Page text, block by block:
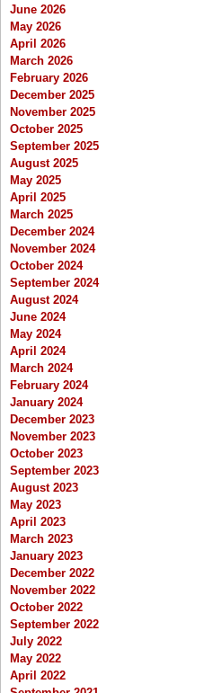
June 2026
May 2026
April 2026
March 2026
February 2026
December 2025
November 2025
October 2025
September 2025
August 2025
May 2025
April 2025
March 2025
December 2024
November 2024
October 2024
September 2024
August 2024
June 2024
May 2024
April 2024
March 2024
February 2024
January 2024
December 2023
November 2023
October 2023
September 2023
August 2023
May 2023
April 2023
March 2023
January 2023
December 2022
November 2022
October 2022
September 2022
July 2022
May 2022
April 2022